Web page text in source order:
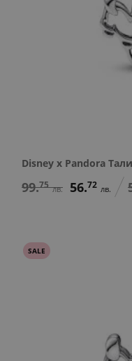
Disney x Pandora
99.75 лв. 56.72 лв.
SALE